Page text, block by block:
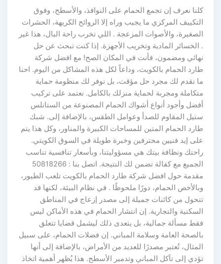
كلنا نعرف إن تجمع الحمام على النوافذ، والأسطح، وفوق
التكييف المركزي ما يجيب وراه إلا الروائح الكريهة، الحشرات
الصغيرة، والأصوات المزعجة . اللي تخرب راحة البال، هذا غير
. الخسائر المادية وتخريب الأجهزة. إذا كنت تبحث عن حل
نهائي ومضمون، فأنت في المكان الصح! مع افضل شركة
طارد الحمام بالكويت، وداعاً لكل هذه المشاكل من اليوم. احنا
ما نقدم لك مجرد حل مؤقت، بل نوفر لك منظومة حماية
متكاملة ومجربة لحماية منزلك بالكامل. نعتمد على تركيب
أفضل وأجود أنواع أشواك الحمام المصنوعة من الستانلس
ستيل المقاوم للصدأ وعوامل الطقس، بالإضافة إلى. شبك
طارد الحمام المتين للمساحات الكبيرة والمناور، وكل هذا يتم
على إيد فنيين محترفين وخبرة طويلة في السوق الكويتي.
راحتك ونظافة بيتك هي مسؤوليتنا، وبأسعار تنافسية تناسب
الجميع مع كفالة تضمن لك النتيجة. اتصل بنا : 50818266
مقدمة حول افضل شركة طارد الحمام بالكويت تلعب الطيور،
وبالأخص الحمام، دورًا ملحوظًا . في نظام البيئة، لكنها قد
تتحول من كائنات جميلة إلى مصدر إزعاج في المناطق
السكنية والتجارية. إن انتشار الحمام في هذه الأماكن ليس
فقط مسألة جمالية، بل يتعدى ذلك ليشمل قضايا تتعلق
بالصحة العامة وسلامة المباني. إن فضلات الحمام، على سبيل
المثال، تُعتبر مصدرًا للعديد من الأمراض، بالإضافة إلى أنها
تؤدي إلى تآكل المباني وتدمير الأسطح. هذا يُظهر أهمية اتخاذ